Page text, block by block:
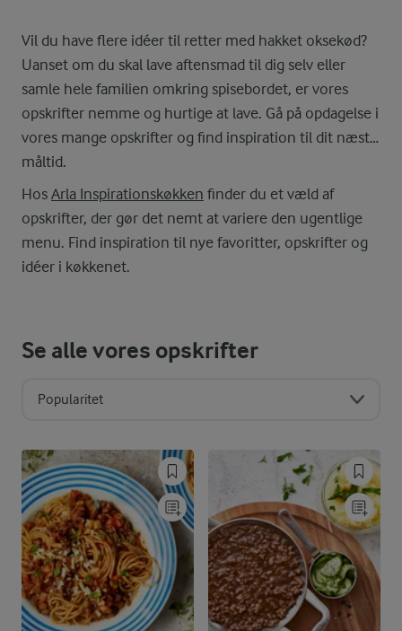
Vil du have flere idéer til retter med hakket oksekød?
Uanset om du skal lave aftensmad til dig selv eller
samle hele familien omkring spisebordet, er vores
opskrifter nemme og hurtige at lave. Gå på opdagelse i
vores mange opskrifter og find inspiration til dit næste
måltid.
Hos Arla Inspirationskøkken finder du et væld af
opskrifter, der gør det nemt at variere den ugentlige
menu. Find inspiration til nye favoritter, opskrifter og
idéer i køkkenet.
Se alle vores opskrifter
Popularitet